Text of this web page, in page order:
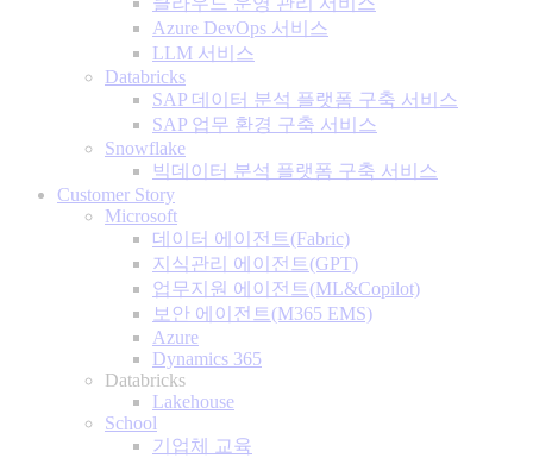
Azure DevOps 서비스
LLM 서비스
Databricks
SAP 데이터 분석 플랫폼 구축 서비스
SAP 업무 환경 구축 서비스
Snowflake
빅데이터 분석 플랫폼 구축 서비스
Customer Story
Microsoft
데이터 에이전트(Fabric)
지식관리 에이전트(GPT)
업무지원 에이전트(ML&Copilot)
보안 에이전트(M365 EMS)
Azure
Dynamics 365
Databricks
Lakehouse
School
기업체 교육